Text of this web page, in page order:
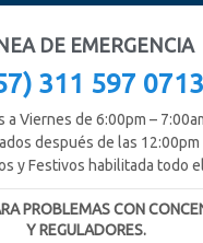
DE EMERGENCIA
311 597 0713
a Viernes de 6:00pm –
después de las 12:00pm
y Festivos habilitada todo
PROBLEMAS CON
Y REGULADORES.